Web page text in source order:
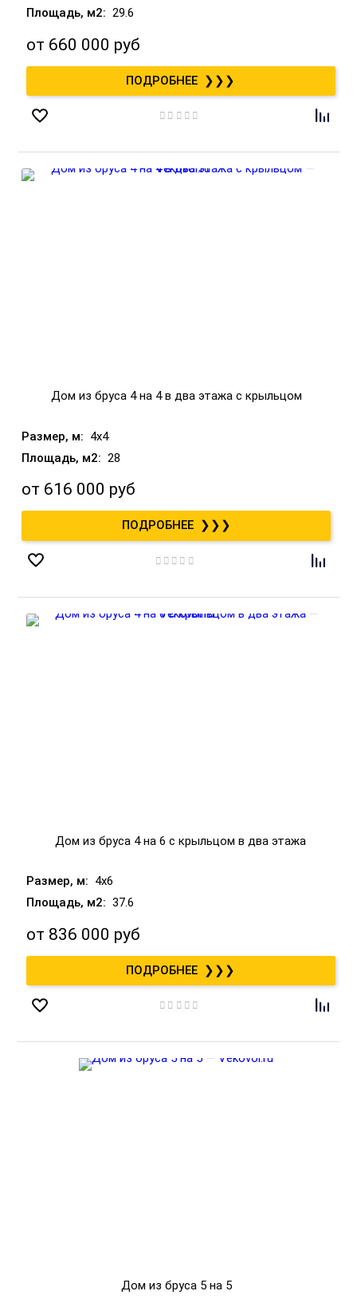
29.6
от 660 000 руб
❯❯❯
Дом из бруса 4 на 4 в два этажа с крыльцом
4x4
28
от 616 000 руб
❯❯❯
Дом из бруса 4 на 6 с крыльцом в два этажа
4x6
37.6
от 836 000 руб
❯❯❯
Дом из бруса 5 на 5